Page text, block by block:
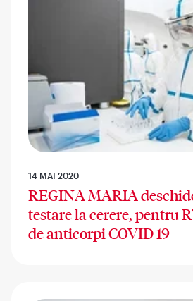
14 MAI 2020
REGINA MARIA
testare la cerere, pentru
de anticorpi COVID 19